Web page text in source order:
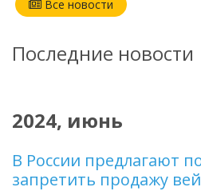
Последние новости
2024, июнь
В России предлагают
запретить продажу
Все новости